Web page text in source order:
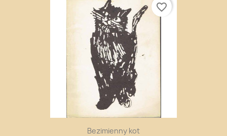
Bezimienny kot
favorite_border